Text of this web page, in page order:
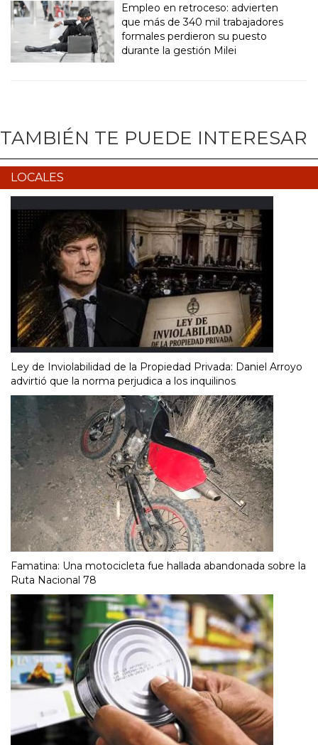
Empleo en retroceso: advierten
que más de 340 mil trabajadores
formales perdieron su puesto
durante la gestión Milei
TAMBIÉN TE PUEDE INTERESAR
LOCALES
Ley de Inviolabilidad de la Propiedad Privada: Daniel Arroyo
advirtió que la norma perjudica a los inquilinos
Famatina: Una motocicleta fue hallada abandonada sobre la
Ruta Nacional 78